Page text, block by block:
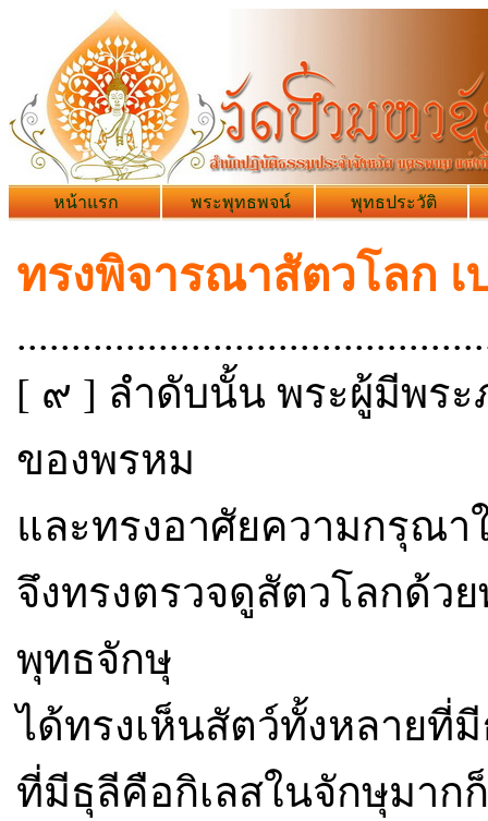
หน้าแรก พระพุทธพจน์ พุทธประวัติ
ทรงพิจารณาสัตวโลก เ
[ ๙ ] ลำดับนั้น พระผู้มีพระ
ของพรหม
และทรงอาศัยความกรุณา
จึงทรงตรวจดูสัตวโลกด้ว
พุทธจักษุ
ได้ทรงเห็นสัตว์ทั้งหลายที่
ที่มีธุลีคือกิเลสในจักษุมา